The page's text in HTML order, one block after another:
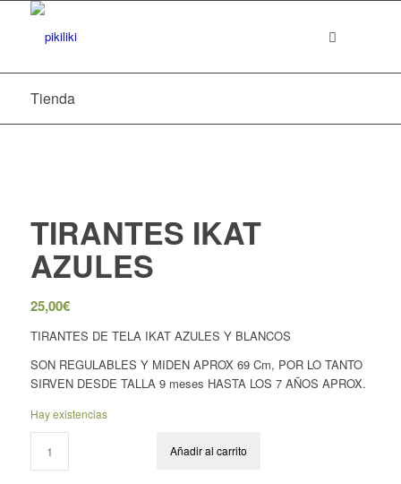
Tienda
TIRANTES IKAT
AZULES
25,00€
TIRANTES DE TELA IKAT AZULES Y BLANCOS
SON REGULABLES Y MIDEN APROX 69 Cm, POR LO TANTO
SIRVEN DESDE TALLA 9 meses HASTA LOS 7 AÑOS APROX.
Hay existencias
Añadir al carrito